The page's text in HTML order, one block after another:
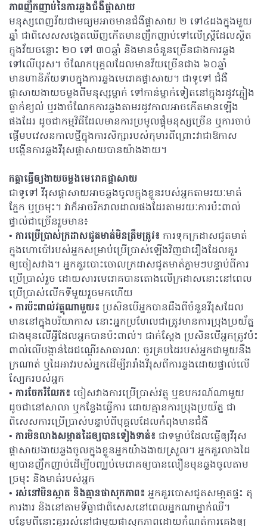
ភាពញឹកញាប់នៃការឆ្លងជំងឺផ្ដាសាយ
មនុស្សពេញវ័យជាមធ្យមអាចមានជំងឺផ្ដាសាយ ២ ទៅ៤ដងក្នុងមួយ
ឆ្នាំ ជាពិសេសសង្កេតឃើញកើតមានញឹកញាប់ទៅលើស្រ្តីដែលស្ថិត
ក្នុងវ័យចន្លោះ ២០ ទៅ ៣០ឆ្នាំ និងមានចំនួនច្រើនជាងការឆ្លង
ទៅលើបុរស។ ចំណែកបុគ្គលដែលមានវ័យច្រើនជាង ៦០ឆ្នាំ
មានហានិភ័យទាបក្នុងការឆ្លងមេរោគផ្ដាសាយ។ ជាទូទៅ ជំងឺ
ផ្ដាសាយងាយចម្លងពីមនុស្សម្នាក់ ទៅកាន់ម្នាក់ទៀតនៅក្នុងរដូវភ្លៀង
ធ្លាក់ខ្យល់ ឬរងាចំណែកការឆ្លងតាមរដូវកាលអាចកើតមានឡើង
ផងដែរ ដូចជាកម្មវិធីដែលមានការប្រមូលផ្ដុំមនុស្សច្រើន ឬការចាប់
ផ្ដើមបវេសនកាលថ្មីក្នុងការសិក្សារបស់កុមារពីព្រោះវាជាឱកាស
បង្កើនការឆ្លងវីរុសផ្ដាសាយបានយ៉ាងងាយ។
កត្តាធ្វើឲ្យងាយចម្លងមេរោគផ្ដាសាយ
ជាទូទៅ វីរុសផ្តាសាយអាចឆ្លងចូលក្នុងខ្លួនរបស់អ្នកតាមរយៈមាត់
ភ្នែក ឬច្រមុះ។ វាក៏អាចរីករាលដាលផងដែរតាមរយៈការប៉ះពាល់
ផ្ទាល់ជាច្រើនរួមមាន៖
• ការប្រើប្រាស់ក្រដាសជូតមាត់មិនត្រឹមត្រូវ៖ ការទុកក្រដាសជូតមាត់
ក្នុងហោប៉ៅរបស់អ្នកសម្រាប់ប្រើប្រាស់ឡើងវិញជារឿងដែលគួរ
ឲ្យចៀសវាង។ អ្នកគួរបោះចោលក្រដាសជូតមាត់ភ្លាមៗបន្ទាប់ពីការ
ប្រើប្រាស់រួច ដោយសារមេរោគបានតោងលើក្រដាសនោះនៅពេល
ប្រើប្រាស់លើកទីមួយរួចមកហើយ
• ការប៉ះពាល់វត្ថុណាមួយ៖ ប្រសិនបើអ្នកបានដឹងពីចំនួនវីរុសដែល
មាននៅក្នុងបរិយាកាស នោះអ្នកប្រហែលជាត្រូវមានការប្រុងប្រយ័ត្ន
ជាងមុនលើអ្វីដែលអ្នកបានប៉ះពាល់។ ជាក់ស្ដែង ប្រសិនបើអ្នកត្រូវប៉ះ
ពាល់លើបង្កាន់ដៃជណ្តើរសាធារណៈ ចូរគ្របដៃរបស់អ្នកជាមួយនឹង
ក្រណាត់ ឬដៃអាវរបស់អ្នកដើម្បីរារាំងវីរុសពីការឆ្លងដោយផ្ទាល់លើ
ស្បែករបស់អ្នក
• ការចែករំលែក៖ ចៀសវាងការប្រើប្រាស់វត្ថុ ឬឧបករណ៍ណាមួយ
ដូចជានៅសាលា ឬកន្លែងធ្វើការ ដោយគ្មានការប្រុងប្រយ័ត្ន ជា
ពិសេសការប្រើប្រាស់បន្ទាប់ពីបុគ្គលដែលកំពុងមានជំងឺ
• ការមិនលាងសម្អាតដៃឲ្យបានទៀងទាត់៖ ជាទម្លាប់ដែលធ្វើឲ្យវីរុស
ផ្ដាសាយងាយឆ្លងចូលក្នុងខ្លួនអ្នកយ៉ាងងាយស្រួល។ អ្នកគួរលាងដៃ
ឲ្យបានញឹកញាប់ដើម្បីបញ្ឈប់មេរោគឲ្យបានលឿនមុនឆ្លងចូលតាម
ច្រមុះ និងមាត់របស់អ្នក
• រស់នៅមិនស្អាត និងគ្មានផាសុកភាព៖ អ្នកគួរបោសជូតសមា្អតផ្ទះ តុ
ការងារ និងនៅតាមទីធ្លាជាពិសេសនៅពេលអ្នកណាម្នាក់ឈឺ។
បន្ថែមពីនោះគួររស់នៅជាមួយផាសុកភាពដោយកំណត់ការគេងឲ្យ